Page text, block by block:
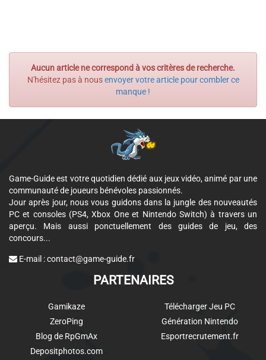
Aucun article ne correspond à vos critères de recherche.
N'hésitez pas à nousenvoyer votre article pour combler ce
manque !
Game-Guide est votre quotidien dédié aux jeux vidéo, animé par une
communauté de joueurs bénévoles passionnés.
Jour après jour, nous vous guidons dans la jungle des nouveautés
PC et consoles (PS4, Xbox One et Nintendo Switch) à travers un
aperçu. Mais aussi ponctuellement des guides de jeu, des
concours...
E-mail :contact@game-guide.fr
PARTENAIRES
Gamikaze
ZeroPing
Blog de RpGmAx
Depositphotos.com
Télécharger Jeu PC
Génération Nintendo
Esportrecrutement.fr